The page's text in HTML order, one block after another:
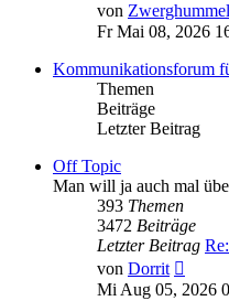
von Zwerghummel
Fr Mai 08, 2026
Kommunikationsforum
Themen
Beiträge
Letzter Beitrag
Off Topic
Man will ja auch mal
393 Themen
3472 Beiträge
Letzter Beitrag
von Dorrit
Mi Aug 05, 2026